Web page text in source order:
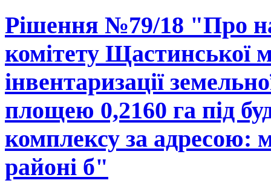
Рішення №79/18 "Про
комітету Щастинської
інвентаризації
площею 0,2160 га під
комплексу за
районі б"